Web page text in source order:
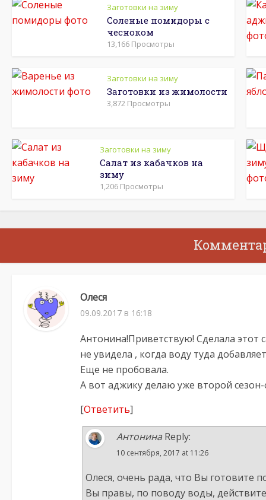
Заготовки на зиму
Соленые помидоры с
чесноком
13,166 Просмотры
Заготовки на зиму
Заготовки из жимолости
3,872 Просмотры
Заготовки на зиму
Салат из кабачков на
зиму
1,206 Просмотры
Олеся
09.09.2017 в 16:18
Антонина!Приветствую! Сделала
не увидела , когда воду туда
Еще не пробовала.
А вот аджику делаю уже второй сезон-
[Ответить]
Антонина Reply:
10 сентября, 2017 at 11:26
Олеся, очень рада, что Вы готовите
Вы правы, по поводу воды,